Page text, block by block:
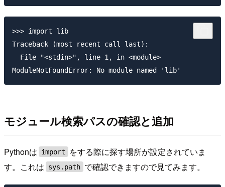
>>> import lib
Traceback (most recent call last):
  File "<stdin>", line 1, in <module>
モジュール検索パスの確認と追加
Pythonは import
をする際に探す場所が設定されていま
す。これは
sys.path で確認できますので見てみます。